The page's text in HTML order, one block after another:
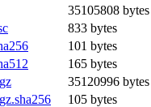
35105808 bytes
833 bytes
101 bytes
165 bytes
35120996 bytes
105 bytes